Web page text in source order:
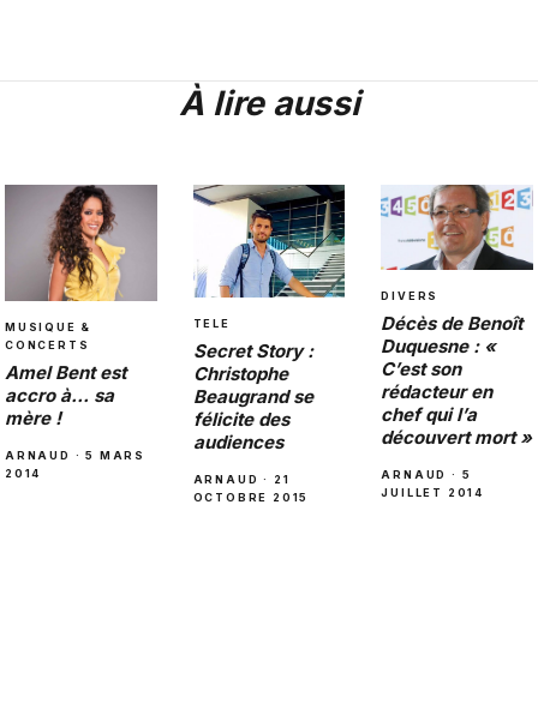
À lire aussi
MUSIQUE &
CONCERTS
Amel Bent est
accro à… sa
mère !
ARNAUD · 5 MARS
2014
TELE
Secret Story :
Christophe
Beaugrand se
félicite des
audiences
ARNAUD · 21
OCTOBRE 2015
DIVERS
Décès de Benoît
Duquesne : «
C’est son
rédacteur en
chef qui l’a
découvert mort »
ARNAUD · 5
JUILLET 2014